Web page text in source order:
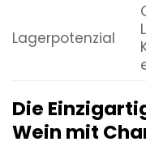
Lagerpotenzial
Die
Wein mit